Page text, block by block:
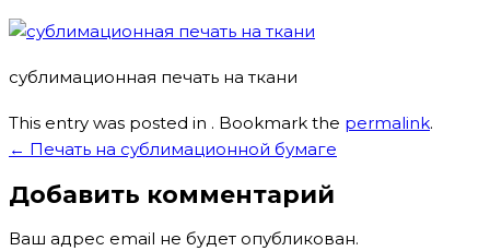
сублимационная печать на ткани
This entry was posted in . Bookmark the permalink.
Навигация
по
записям
← Печать на сублимационной бумаге
Добавить комментарий
Ваш адрес email не будет опубликован.